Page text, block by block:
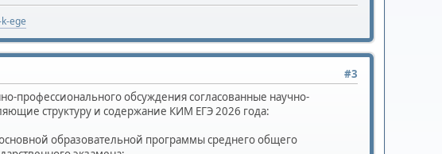
ege
#3
профессионального обсуждения согласованные научно-
структуру и содержание КИМ ЕГЭ 2026 года:
образовательной программы среднего общего